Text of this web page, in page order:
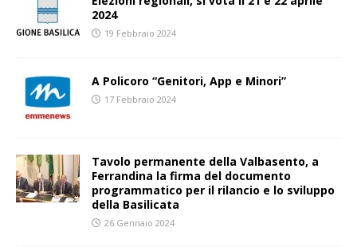
2024
19 Febbraio 2024
A Policoro “Genitori, App e Minori”
17 Febbraio 2024
Tavolo permanente della Valbasento, a
Ferrandina la firma del documento
programmatico per il rilancio e lo sviluppo
della Basilicata
26 Gennaio 2024